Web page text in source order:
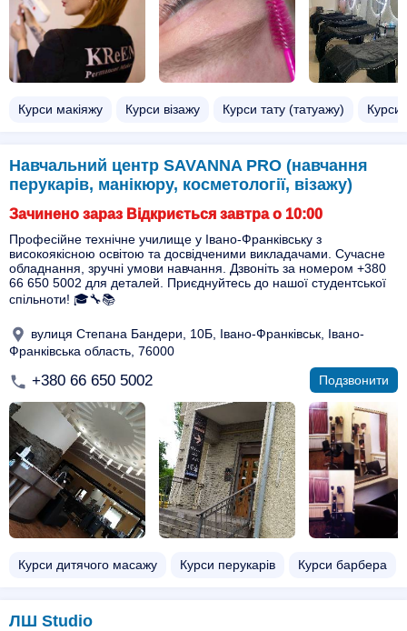
Курси макіяжу Курси візажу Курси тату (татуажу) Курси
Навчальний центр SAVANNA PRO (навчання
перукарів, манікюру, косметології, візажу)
Зачинено зараз Відкриється завтра о 10:00
Професійне технічне училище у Івано-Франківську з
високоякісною освітою та досвідченими викладачами. Сучасне
обладнання, зручні умови навчання. Дзвоніть за номером +380
66 650 5002 для деталей. Приєднуйтесь до нашої студентської
спільноти! 🎓🔧📚
вулиця Степана Бандери, 10Б, Івано-Франківськ, Івано-
Франківська область, 76000
+380 66 650 5002 Подзвонити
Курси дитячого масажу Курси перукарів Курси барбера
ЛШ Studio